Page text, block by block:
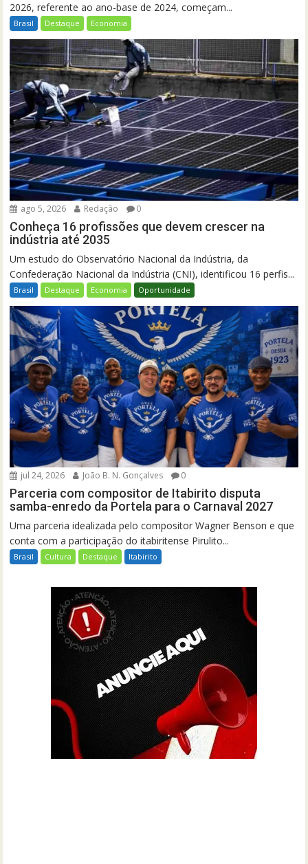
2026, referente ao ano-base de 2024, começam...
Brasil Destaque Economia
ago 5, 2026 Redação 0
Conheça 16 profissões que devem crescer na
indústria até 2035
Um estudo do Observatório Nacional da Indústria, da
Confederação Nacional da Indústria (CNI), identificou 16 perfis...
Brasil Destaque Economia Oportunidade
jul 24, 2026 João B. N. Gonçalves 0
Parceria com compositor de Itabirito disputa
samba-enredo da Portela para o Carnaval 2027
Uma parceria idealizada pelo compositor Wagner Benson e que
conta com a participação do itabiritense Pirulito...
Brasil Cultura Destaque Itabirito